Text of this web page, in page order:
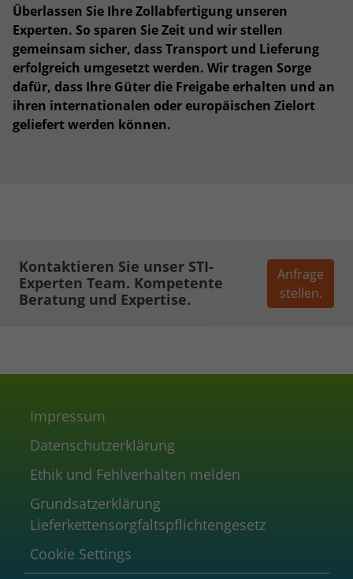
Überlassen Sie Ihre Zollabfertigung unseren
Experten. So sparen Sie Zeit und wir stellen
gemeinsam sicher, dass Transport und Lieferung
erfolgreich umgesetzt werden. Wir tragen Sorge
dafür, dass Ihre Güter die Freigabe erhalten und an
ihren internationalen oder europäischen Zielort
geliefert werden können.
Kontaktieren Sie unser STI-
Experten Team. Kompetente
Beratung und Expertise.
Anfrage
stellen.
Impressum
Datenschutzerklärung
Ethik und Fehlverhalten melden
Grundsatzerklärung
Lieferkettensorgfaltspflichtengesetz
Cookie Settings